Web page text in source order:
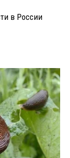
в России